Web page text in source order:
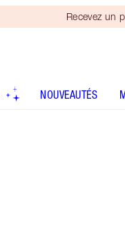
Recevez un
NOUVEAUTÉS